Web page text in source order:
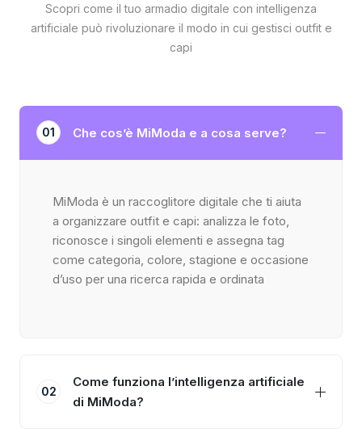
Scopri come il tuo armadio digitale con intelligenza
artificiale può rivoluzionare il modo in cui gestisci outfit e
capi
01 Che cos’è MiModa e a cosa serve?
MiModa è un raccoglitore digitale che ti aiuta
a organizzare outfit e capi: analizza le foto,
riconosce i singoli elementi e assegna tag
come categoria, colore, stagione e occasione
d’uso per una ricerca rapida e ordinata
02
Come funziona l’intelligenza artificiale
di MiModa?